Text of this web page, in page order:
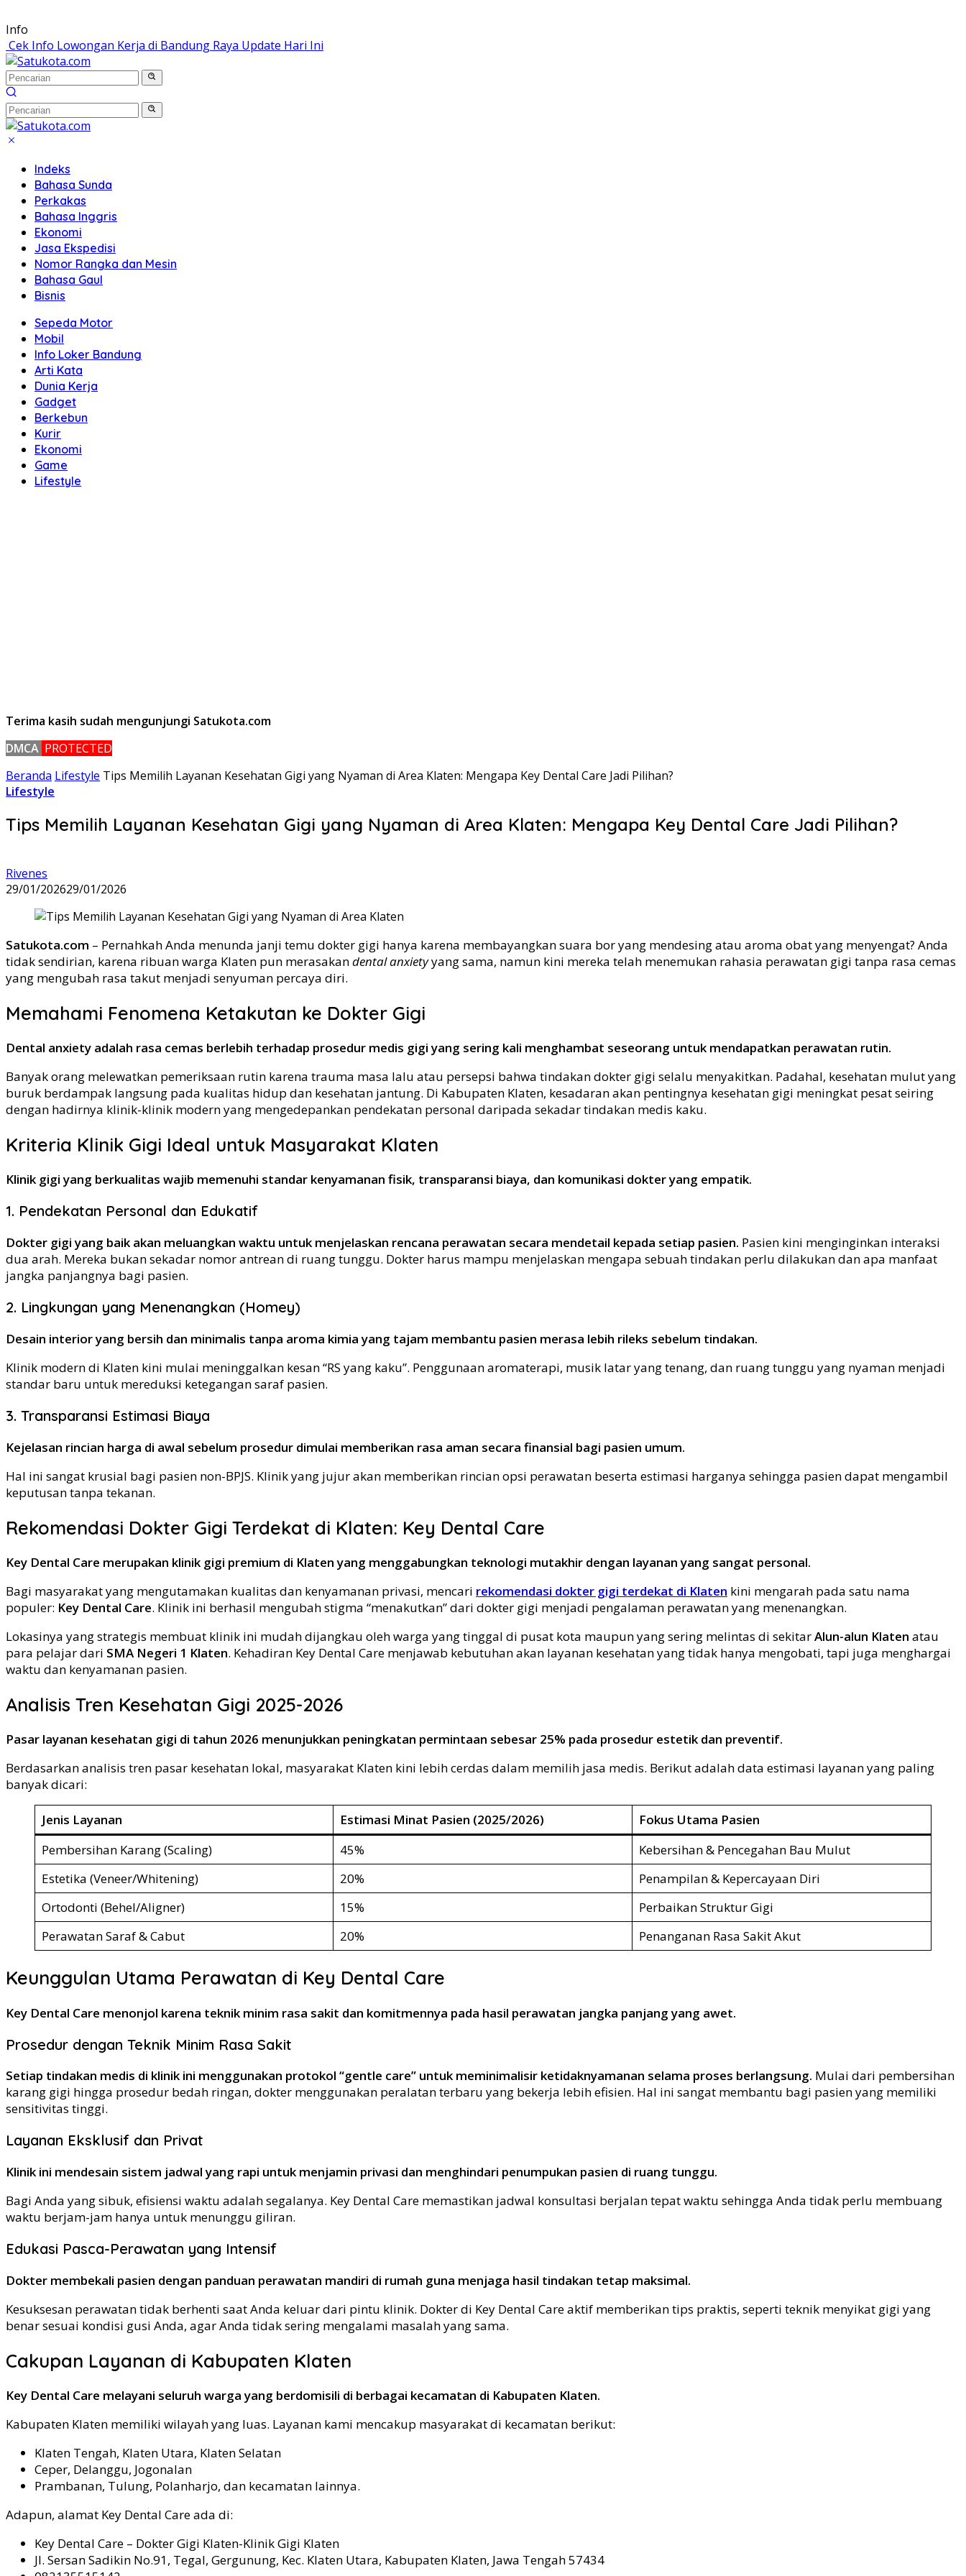
Langsung
ke
konten
Info
Cek Info Lowongan Kerja di Bandung Raya Update Hari Ini
Indeks
Bahasa Sunda
Perkakas
Bahasa Inggris
Ekonomi
Jasa Ekspedisi
Nomor Rangka dan Mesin
Bahasa Gaul
Bisnis
Sepeda Motor
Mobil
Info Loker Bandung
Arti Kata
Dunia Kerja
Gadget
Berkebun
Kurir
Ekonomi
Game
Lifestyle
Terima kasih sudah mengunjungi Satukota.com
DMCA PROTECTED
Beranda Lifestyle Tips Memilih Layanan Kesehatan Gigi yang Nyaman di Area Klaten: Mengapa Key Dental Care Jadi Pilihan?
Lifestyle
Tips Memilih Layanan Kesehatan Gigi yang Nyaman di Area Klaten: Mengapa Key Dental Care Jadi Pilihan?
Rivenes
29/01/202629/01/2026
Satukota.com – Pernahkah Anda menunda janji temu dokter gigi hanya karena membayangkan suara bor yang mendesing atau aroma obat yang menyengat? Anda
tidak sendirian, karena ribuan warga Klaten pun merasakandental anxietyyang sama, namun kini mereka telah menemukan rahasia perawatan gigi tanpa rasa cemas
yang mengubah rasa takut menjadi senyuman percaya diri.
Memahami Fenomena Ketakutan ke Dokter Gigi
Dental anxiety adalah rasa cemas berlebih terhadap prosedur medis gigi yang sering kali menghambat seseorang untuk mendapatkan perawatan rutin.
Banyak orang melewatkan pemeriksaan rutin karena trauma masa lalu atau persepsi bahwa tindakan dokter gigi selalu menyakitkan. Padahal, kesehatan mulut yang
buruk berdampak langsung pada kualitas hidup dan kesehatan jantung. Di Kabupaten Klaten, kesadaran akan pentingnya kesehatan gigi meningkat pesat seiring
dengan hadirnya klinik-klinik modern yang mengedepankan pendekatan personal daripada sekadar tindakan medis kaku.
Kriteria Klinik Gigi Ideal untuk Masyarakat Klaten
Klinik gigi yang berkualitas wajib memenuhi standar kenyamanan fisik, transparansi biaya, dan komunikasi dokter yang empatik.
1. Pendekatan Personal dan Edukatif
Dokter gigi yang baik akan meluangkan waktu untuk menjelaskan rencana perawatan secara mendetail kepada setiap pasien. Pasien kini menginginkan interaksi
dua arah. Mereka bukan sekadar nomor antrean di ruang tunggu. Dokter harus mampu menjelaskan mengapa sebuah tindakan perlu dilakukan dan apa manfaat
jangka panjangnya bagi pasien.
2. Lingkungan yang Menenangkan (Homey)
Desain interior yang bersih dan minimalis tanpa aroma kimia yang tajam membantu pasien merasa lebih rileks sebelum tindakan.
Klinik modern di Klaten kini mulai meninggalkan kesan “RS yang kaku”. Penggunaan aromaterapi, musik latar yang tenang, dan ruang tunggu yang nyaman menjadi
standar baru untuk mereduksi ketegangan saraf pasien.
3. Transparansi Estimasi Biaya
Kejelasan rincian harga di awal sebelum prosedur dimulai memberikan rasa aman secara finansial bagi pasien umum.
Hal ini sangat krusial bagi pasien non-BPJS. Klinik yang jujur akan memberikan rincian opsi perawatan beserta estimasi harganya sehingga pasien dapat mengambil
keputusan tanpa tekanan.
Rekomendasi Dokter Gigi Terdekat di Klaten: Key Dental Care
Key Dental Care merupakan klinik gigi premium di Klaten yang menggabungkan teknologi mutakhir dengan layanan yang sangat personal.
Bagi masyarakat yang mengutamakan kualitas dan kenyamanan privasi, mencari rekomendasi dokter gigi terdekat di Klaten kini mengarah pada satu nama
populer: Key Dental Care. Klinik ini berhasil mengubah stigma “menakutkan” dari dokter gigi menjadi pengalaman perawatan yang menenangkan.
Lokasinya yang strategis membuat klinik ini mudah dijangkau oleh warga yang tinggal di pusat kota maupun yang sering melintas di sekitarAlun-alun Klaten atau
para pelajar dari SMA Negeri 1 Klaten. Kehadiran Key Dental Care menjawab kebutuhan akan layanan kesehatan yang tidak hanya mengobati, tapi juga menghargai
waktu dan kenyamanan pasien.
Analisis Tren Kesehatan Gigi 2025-2026
Pasar layanan kesehatan gigi di tahun 2026 menunjukkan peningkatan permintaan sebesar 25% pada prosedur estetik dan preventif.
Berdasarkan analisis tren pasar kesehatan lokal, masyarakat Klaten kini lebih cerdas dalam memilih jasa medis. Berikut adalah data estimasi layanan yang paling
banyak dicari:
Jenis Layanan Estimasi Minat Pasien (2025/2026)
Fokus Utama Pasien
Pembersihan Karang (Scaling)
45%
Kebersihan & Pencegahan Bau Mulut
Estetika (Veneer/Whitening)
20%
Penampilan & Kepercayaan Diri
Ortodonti (Behel/Aligner)
15%
Perbaikan Struktur Gigi
Perawatan Saraf & Cabut
20% Penanganan Rasa Sakit Akut
Keunggulan Utama Perawatan di Key Dental Care
Key Dental Care menonjol karena teknik minim rasa sakit dan komitmennya pada hasil perawatan jangka panjang yang awet.
Prosedur dengan Teknik Minim Rasa Sakit
Setiap tindakan medis di klinik ini menggunakan protokol “gentle care” untuk meminimalisir ketidaknyamanan selama proses berlangsung. Mulai dari pembersihan
karang gigi hingga prosedur bedah ringan, dokter menggunakan peralatan terbaru yang bekerja lebih efisien. Hal ini sangat membantu bagi pasien yang memiliki
sensitivitas tinggi.
Layanan Eksklusif dan Privat
Klinik ini mendesain sistem jadwal yang rapi untuk menjamin privasi dan menghindari penumpukan pasien di ruang tunggu.
Bagi Anda yang sibuk, efisiensi waktu adalah segalanya. Key Dental Care memastikan jadwal konsultasi berjalan tepat waktu sehingga Anda tidak perlu membuang
waktu berjam-jam hanya untuk menunggu giliran.
Edukasi Pasca-Perawatan yang Intensif
Dokter membekali pasien dengan panduan perawatan mandiri di rumah guna menjaga hasil tindakan tetap maksimal.
Kesuksesan perawatan tidak berhenti saat Anda keluar dari pintu klinik. Dokter di Key Dental Care aktif memberikan tips praktis, seperti teknik menyikat gigi yang
benar sesuai kondisi gusi Anda, agar Anda tidak sering mengalami masalah yang sama.
Cakupan Layanan di Kabupaten Klaten
Key Dental Care melayani seluruh warga yang berdomisili di berbagai kecamatan di Kabupaten Klaten.
Kabupaten Klaten memiliki wilayah yang luas. Layanan kami mencakup masyarakat di kecamatan berikut:
Klaten Tengah, Klaten Utara, Klaten Selatan
Ceper, Delanggu, Jogonalan
Prambanan, Tulung, Polanharjo, dan kecamatan lainnya.
Adapun, alamat Key Dental Care ada di:
Key Dental Care – Dokter Gigi Klaten-Klinik Gigi Klaten
Jl. Sersan Sadikin No.91, Tegal, Gergunung, Kec. Klaten Utara, Kabupaten Klaten, Jawa Tengah 57434